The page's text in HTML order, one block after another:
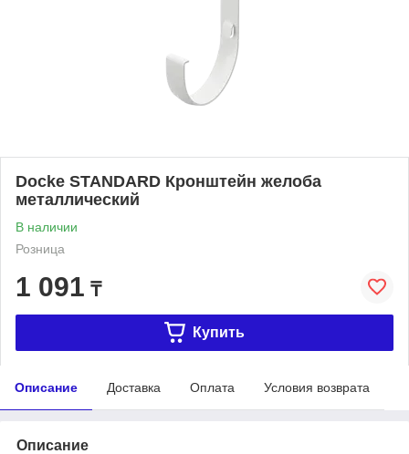
Dоcke STANDARD Кронштейн желоба
металлический
В наличии
Розница
1 091 ₸
Купить
Описание Доставка Оплата Условия возврата
Описание